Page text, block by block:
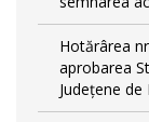
Hotărârea
aprobarea
Județene de